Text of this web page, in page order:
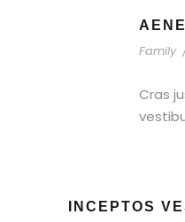
Family
Cras
INCEPTOS